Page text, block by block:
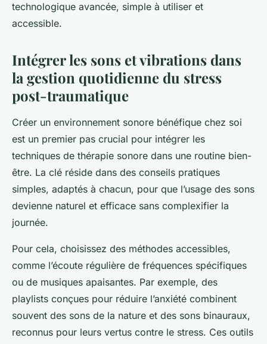
technologique avancée, simple à utiliser et
accessible.
Intégrer les sons et vibrations dans
la gestion quotidienne du stress
post-traumatique
Créer un environnement sonore bénéfique chez soi
est un premier pas crucial pour intégrer les
techniques de thérapie sonore dans une routine bien-
être. La clé réside dans des conseils pratiques
simples, adaptés à chacun, pour que l’usage des sons
devienne naturel et efficace sans complexifier la
journée.
Pour cela, choisissez des méthodes accessibles,
comme l’écoute régulière de fréquences spécifiques
ou de musiques apaisantes. Par exemple, des
playlists conçues pour réduire l’anxiété combinent
souvent des sons de la nature et des sons binauraux,
reconnus pour leurs vertus contre le stress. Ces outils